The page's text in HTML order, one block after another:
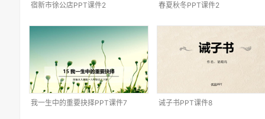
宿新市徐公店PPT课件2 春夏秋冬PPT课件2
我一生中的重要抉择PPT课件7 诫子书PPT课件8